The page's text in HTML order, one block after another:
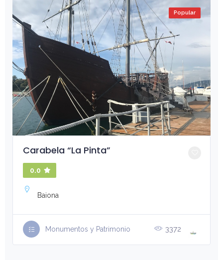
Popular
Carabela “La Pinta”
0.0
Baiona
Monumentos y Patrimonio 3372